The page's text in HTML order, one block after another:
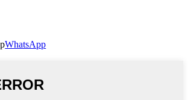
WhatsApp